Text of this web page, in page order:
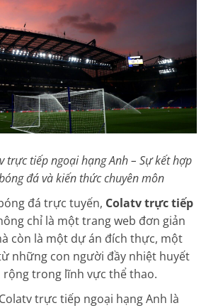
trực tiếp ngoại hạng Anh – Sự kết hợp
đá và kiến thức chuyên môn
đá trực tuyến, Colatv trực tiếp
chỉ là một trang web đơn giản
còn là một dự án đích thực, một
những con người đầy nhiệt huyết
rộng trong lĩnh vực thể thao.
trực tiếp ngoại hạng Anh là